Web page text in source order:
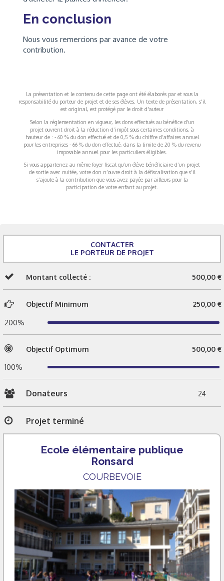
En conclusion
Nous vous remercions par avance de votre
contribution.
La présentation et le contenu de cette page ont été élaborés par et sous la
responsabilité du porteur de projet et de ses élèves. Un texte de présentation, s'il
est original, est protégé par le droit d'auteur
Selon la réglementation en vigueur, les dons effectués au bénéfice d’un
projet ouvrent droit à la réduction d’impôt sous certaines conditions, à
hauteur de : - 60 % du don effectué et de 0,5 % du chiffre d’affaires annuel
pour les entreprises - 66 % du don effectué, dans la limite de 20 % du revenu
imposable annuel pour les particuliers éligibles.
Si vous appartenez au même foyer fiscal qu’un élève bénéficiaire d’un projet
de sortie avec nuitée, votre don n’ouvre droit à la défiscalisation que s’il
s’ajoute à la contribution que vous avez payée par ailleurs pour la
participation de votre enfant au projet.
CONTACTER
LE PORTEUR DE PROJET
Montant collecté : 500,00 €
Objectif Minimum 250,00 €
200%
Objectif Optimum 500,00 €
100%
Donateurs 24
Projet terminé
Ecole élémentaire publique
Ronsard
COURBEVOIE